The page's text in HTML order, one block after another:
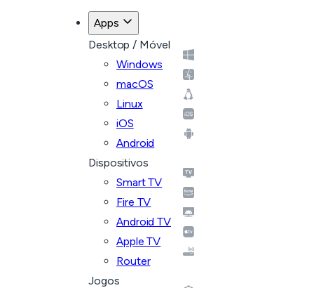
Apps
Desktop / Móvel
Windows
macOS
Linux
iOS
Android
Dispositivos
Smart TV
Fire TV
Android TV
Apple TV
Router
Jogos